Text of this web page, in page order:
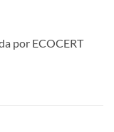
por ECOCERT